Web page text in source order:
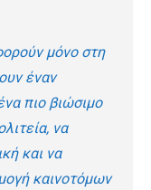
μόνο στη
έναν
πιο βιώσιμο
να
και να
καινοτόμων